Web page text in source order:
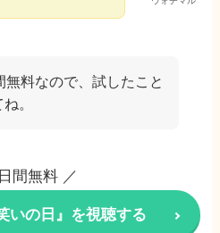
料なので、試したこと
。
間無料 ／
いの日』を視聴する